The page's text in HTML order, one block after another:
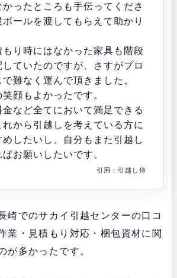
ったところも手伝ってくださ
ボールを渡してもらえて助かり
もり時にはなかった家具も階段
していたのですが、さすがプロ
難なく運んで頂きました。
顔もよかったです。
など全てにおいて満足できる
から引越しを考えている方に
めしたいし、自分もまた引越し
お願いしたいです。
引用：引越し侍
崎でのサカイ引越センターの口コ
業・見積もり対応・梱包資材に関
が多かったです。